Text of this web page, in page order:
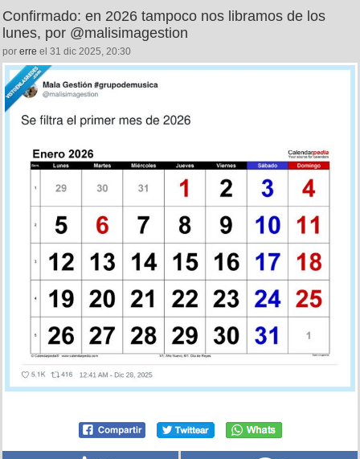
Confirmado: en 2026 tampoco nos libramos de los
lunes, por @malisimagestion
por erre el 31 dic 2025, 20:30